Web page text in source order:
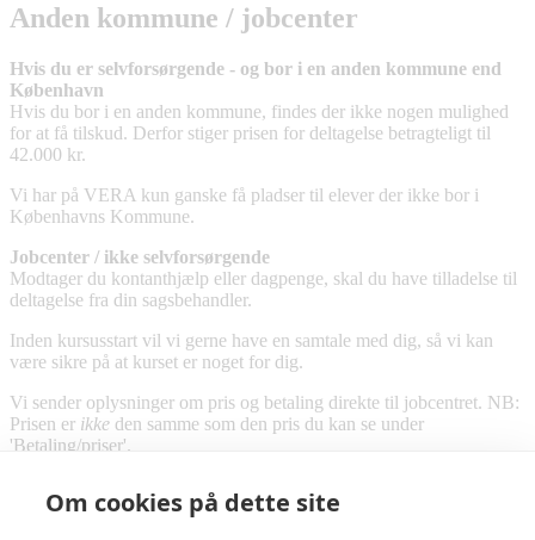
Om cookies på dette site
Anden kommune / jobcenter
Hvis du er selvforsørgende - og bor i en anden kommune end
København
Hvis du bor i en anden kommune, findes der ikke nogen mulighed
for at få tilskud. Derfor stiger prisen for deltagelse betragteligt til
42.000 kr.
Vi har på VERA kun ganske få pladser til elever der ikke bor i
Københavns Kommune.
Jobcenter / ikke selvforsørgende
Modtager du kontanthjælp eller dagpenge, skal du have tilladelse til
deltagelse fra din sagsbehandler.
Inden kursusstart vil vi gerne have en samtale med dig, så vi kan
være sikre på at kurset er noget for dig.
Vi sender oplysninger om pris og betaling direkte til jobcentret. NB:
Prisen er ikke den samme som den pris du kan se under
'Betaling/priser'.